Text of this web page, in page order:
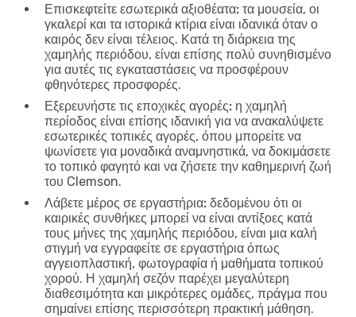
Επισκεφτείτε εσωτερικά αξιοθέατα: τα μουσεία, οι
γκαλερί και τα ιστορικά κτίρια είναι ιδανικά όταν ο
καιρός δεν είναι τέλειος. Κατά τη διάρκεια της
χαμηλής περιόδου, είναι επίσης πολύ συνηθισμένο
για αυτές τις εγκαταστάσεις να προσφέρουν
φθηνότερες προσφορές.
Εξερευνήστε τις εποχικές αγορές: η χαμηλή
περίοδος είναι επίσης ιδανική για να ανακαλύψετε
εσωτερικές τοπικές αγορές, όπου μπορείτε να
ψωνίσετε για μοναδικά αναμνηστικά, να δοκιμάσετε
το τοπικό φαγητό και να ζήσετε την καθημερινή ζωή
του Clemson.
Λάβετε μέρος σε εργαστήρια: δεδομένου ότι οι
καιρικές συνθήκες μπορεί να είναι αντίξοες κατά
τους μήνες της χαμηλής περιόδου, είναι μια καλή
στιγμή να εγγραφείτε σε εργαστήρια όπως
αγγειοπλαστική, φωτογραφία ή μαθήματα τοπικού
χορού. Η χαμηλή σεζόν παρέχει μεγαλύτερη
διαθεσιμότητα και μικρότερες ομάδες, πράγμα που
σημαίνει επίσης περισσότερη πρακτική μάθηση.